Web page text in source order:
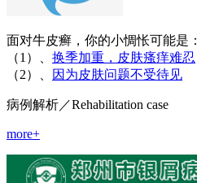
面对牛皮癣，你的小惆怅可能是：
（1）、 换季加重，皮肤瘙痒难忍
（2）、
因为皮肤问题不受待见
病例解析／Rehabilitation case
more+